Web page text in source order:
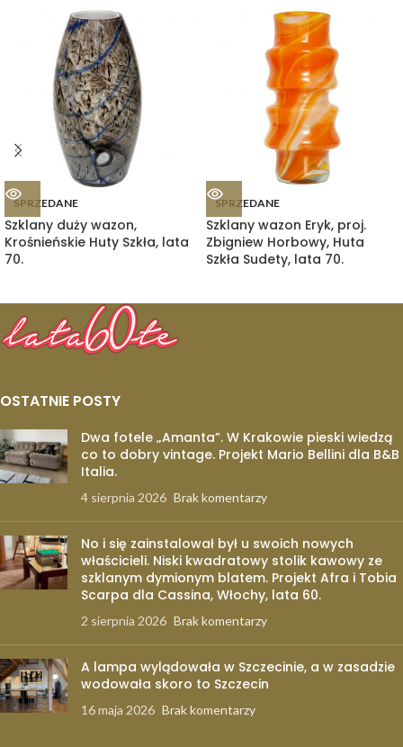
SPRZEDANE
Szklany duży wazon,
Krośnieńskie Huty Szkła, lata
70.
SPRZEDANE
Szklany wazon Eryk, proj.
Zbigniew Horbowy, Huta
Szkła Sudety, lata 70.
OSTATNIE POSTY
Dwa fotele „Amanta”. W Krakowie pieski wiedzą
co to dobry vintage. Projekt Mario Bellini dla B&B
Italia.
4 sierpnia 2026 Brak komentarzy
No i się zainstalował był u swoich nowych
właścicieli. Niski kwadratowy stolik kawowy ze
szklanym dymionym blatem. Projekt Afra i Tobia
Scarpa dla Cassina, Włochy, lata 60.
2 sierpnia 2026 Brak komentarzy
A lampa wylądowała w Szczecinie, a w zasadzie
wodowała skoro to Szczecin
16 maja 2026 Brak komentarzy